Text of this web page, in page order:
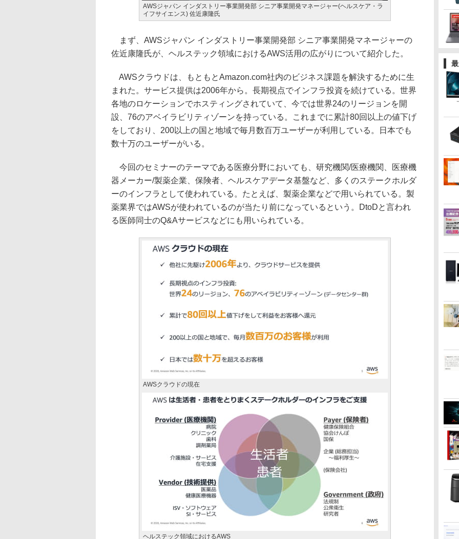
AWSジャパン インダストリー事業開発部 シニア事業開発マネージャー(ヘルスケア・ラ
イフサイエンス) 佐近康隆氏
まず、AWSジャパン インダストリー事業開発部 シニア事業開発マネージャーの
佐近康隆氏が、ヘルステック領域におけるAWS活用の広がりについて紹介した。
AWSクラウドは、もともとAmazon.com社内のビジネス課題を解決するために生
まれた。サービス提供は2006年から。長期視点でインフラ投資を続けている。世界
各地のロケーションでホスティングされていて、今では世界24のリージョンを開
設、76のアベイラビリティゾーンを持っている。これまでに累計80回以上の値下げ
をしており、200以上の国と地域で毎月数百万ユーザーが利用している。日本でも
数十万のユーザーがいる。
今回のセミナーのテーマである医療分野においても、研究機関/医療機関、医療機
器メーカー/製薬企業、保険者、ヘルスケアデータ基盤など、多くのステークホルダ
ーのインフラとして使われている。たとえば、製薬企業などで用いられている。製
薬業界ではAWSが使われているのが当たり前になっているという。DtoDと言われ
る医師同士のQ&Aサービスなどにも用いられている。
AWSクラウドの現在
ヘルステック領域におけるAWS